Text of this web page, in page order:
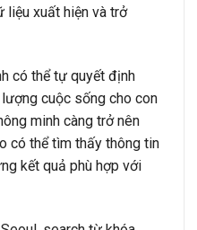
liệu xuất hiện và trở
có thể tự quyết định
cuộc sống cho con
minh càng trở nên
có thể tìm thấy thông tin
kết quả phù hợp với